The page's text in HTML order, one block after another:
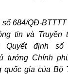
684/QĐ-
tin và Truyền
Quyết định số
tướng Chính
quốc gia của Bộ